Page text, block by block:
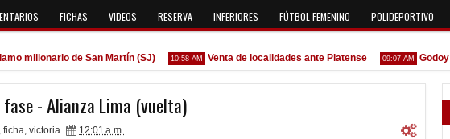
FICHAS VIDEOS RESERVA INFERIORES FÚTBOL FEMENINO POLIDEPORTIVO
de San Martín (SJ) 10:58 AM Venta de localidades ante Platense 09:07 AM Godoy
- Alianza Lima (vuelta)
, ficha, victoria 12:01 a.m.